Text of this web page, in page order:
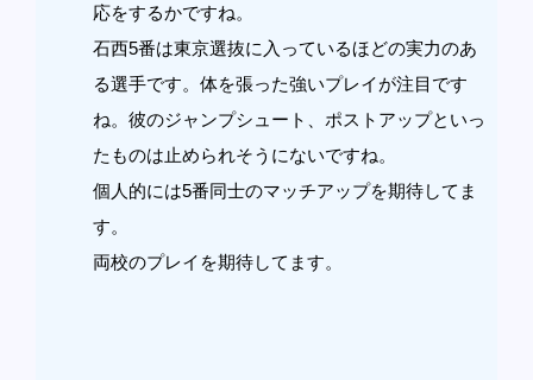
応をするかですね。
石西5番は東京選抜に入っているほどの実力のあ
る選手です。体を張った強いプレイが注目です
ね。彼のジャンプシュート、ポストアップといっ
たものは止められそうにないですね。
個人的には5番同士のマッチアップを期待してま
す。
両校のプレイを期待してます。